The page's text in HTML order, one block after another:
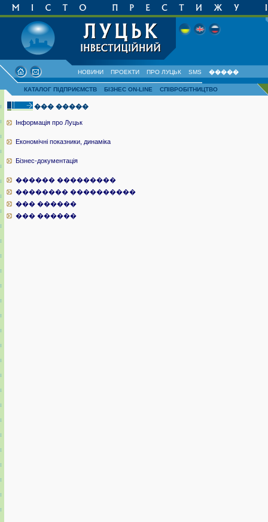
НОВИНИ ПРОЕКТИ ПРО ЛУЦЬК SMS �����
КАТАЛОГ ПІДПРИЄМСТВ БІЗНЕС ON-LINE СПІВРОБІТНИЦТВО
��� �����
Інформація про Луцьк
Економічні показники, динаміка
Бізнес-документація
������ ���������
�������� ����������
��� ������
��� ������